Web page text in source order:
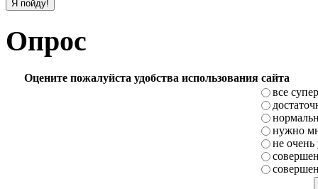
Опрос
Оцените пожалуйста удобства использования сайта
все супер
нужно
не очень